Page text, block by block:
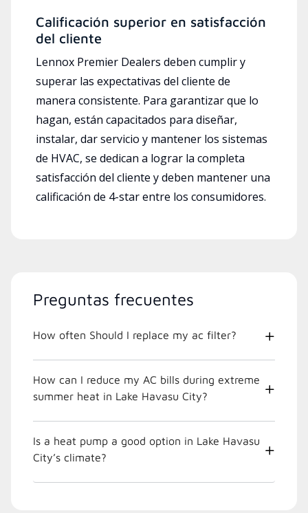
Calificación superior en satisfacción
del cliente
Lennox Premier Dealers deben cumplir y
superar las expectativas del cliente de
manera consistente. Para garantizar que lo
hagan, están capacitados para diseñar,
instalar, dar servicio y mantener los sistemas
de HVAC, se dedican a lograr la completa
satisfacción del cliente y deben mantener una
calificación de 4-star entre los consumidores.
Preguntas frecuentes
How often Should I replace my ac filter?
How can I reduce my AC bills during extreme
summer heat in Lake Havasu City?
Is a heat pump a good option in Lake Havasu
City’s climate?